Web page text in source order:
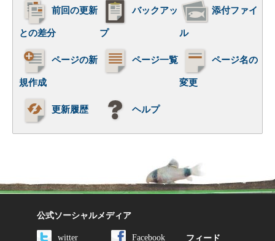
前回の更新
との差分
バックアッ
プ
添付ファイ
ル
ページの新
規作成
ページ一覧 ページ名の
変更
更新履歴 ヘルプ
公式ソーシャルメディア
witter Facebook フィード